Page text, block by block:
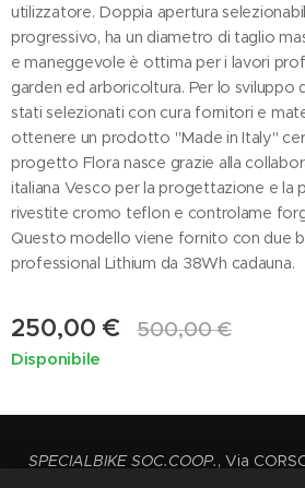
utilizzatore. Doppia apertura
progressivo, ha un diametro di taglio
e maneggevole è ottima per i lavori
garden ed arboricoltura. Per lo sviluppo
stati selezionati con cura fornitori e
ottenere un prodotto "Made in Italy"
progetto Flora nasce grazie alla
italiana Vesco per la progettazione e la
rivestite cromo teflon e controlame
Questo modello viene fornito con due
professional Lithium da 38Wh cadauna.
250,00 € 500,00€
Disponibile
SPECIALBIKE SOC.COOP., Via